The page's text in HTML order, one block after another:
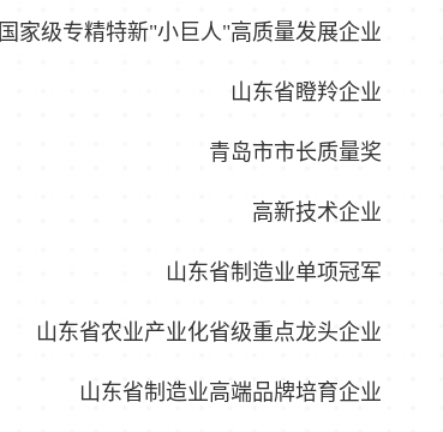
国家级专精特新"小巨人"高质量发展企业
山东省瞪羚企业
青岛市市长质量奖
高新技术企业
山东省制造业单项冠军
山东省农业产业化省级重点龙头企业
山东省制造业高端品牌培育企业